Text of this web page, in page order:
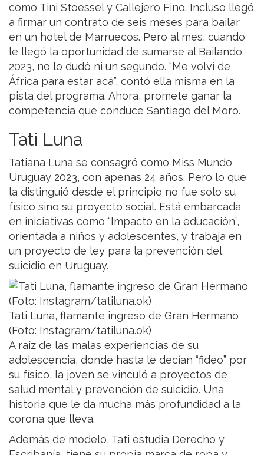
como Tini Stoessel y Callejero Fino. Incluso llegó
a firmar un contrato de seis meses para bailar
en un hotel de Marruecos. Pero al mes, cuando
le llegó la oportunidad de sumarse al Bailando
2023, no lo dudó ni un segundo. “Me volví de
África para estar acá”, contó ella misma en la
pista del programa. Ahora, promete ganar la
competencia que conduce Santiago del Moro.
Tati Luna
Tatiana Luna se consagró como Miss Mundo
Uruguay 2023, con apenas 24 años. Pero lo que
la distinguió desde el principio no fue solo su
físico sino su proyecto social. Está embarcada
en iniciativas como “Impacto en la educación”,
orientada a niños y adolescentes, y trabaja en
un proyecto de ley para la prevención del
suicidio en Uruguay.
Tati Luna, flamante ingreso de Gran Hermano
(Foto: Instagram/tatiluna.ok)
A raíz de las malas experiencias de su
adolescencia, donde hasta le decían “fideo” por
su físico, la joven se vinculó a proyectos de
salud mental y prevención de suicidio. Una
historia que le da mucha más profundidad a la
corona que lleva.
Además de modelo, Tati estudia Derecho y